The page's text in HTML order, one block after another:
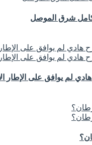
كامل شرق الموصل
لم يوافق على الإطار